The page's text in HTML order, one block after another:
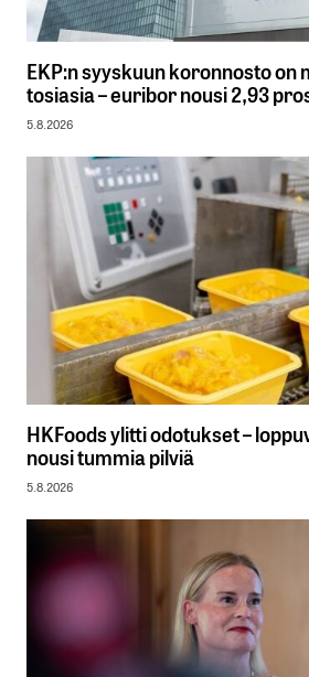
EKP:n syyskuun koronnosto on
tosiasia – euribor nousi 2,93
5.8.2026
HKFoods ylitti odotukset –
nousi tummia pilviä
5.8.2026